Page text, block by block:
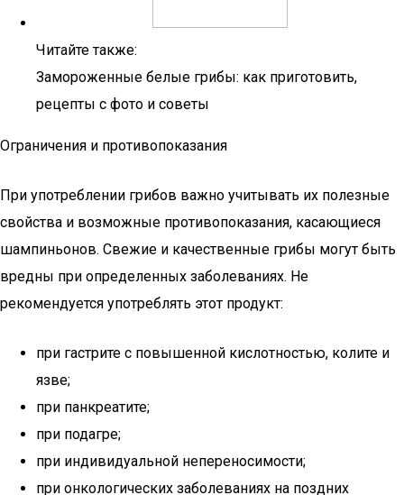
Читайте также:
Замороженные белые грибы: как приготовить,
рецепты с фото и советы
Ограничения и противопоказания
При употреблении грибов важно учитывать их полезные
свойства и возможные противопоказания, касающиеся
шампиньонов. Свежие и качественные грибы могут быть
вредны при определенных заболеваниях. Не
рекомендуется употреблять этот продукт:
при гастрите с повышенной кислотностью, колите и
язве;
при панкреатите;
при подагре;
при индивидуальной непереносимости;
при онкологических заболеваниях на поздних